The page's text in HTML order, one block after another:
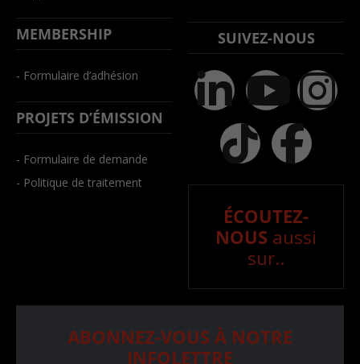
MEMBERSHIP
- Formulaire d’adhésion
PROJETS D’ÉMISSION
- Formulaire de demande
- Politique de traitement
SUIVEZ-NOUS
ÉCOUTEZ-
NOUS aussi
sur..
ABONNEZ-VOUS À NOTRE
INFOLETTRE